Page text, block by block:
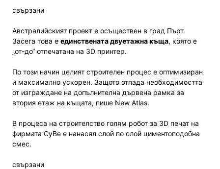
свързани
Австралийският проект е осъществен в град Пърт.
Засега това е единствената двуетажна къща, която е
„от-до“ отпечатана на 3D принтер.
По този начин целият строителен процес е оптимизиран
и максимално ускорен. Защото отпада необходимостта
от изграждане на допълнителна дървена рамка за
втория етаж на къщата, пише New Atlas.
В процеса на строителство голям робот за 3D печат на
фирмата CyBe е нанасял слой по слой циментоподобна
смес.
свързани